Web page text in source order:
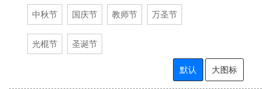
中秋节 国庆节 教师节 万圣节
光棍节 圣诞节
默认 大图标